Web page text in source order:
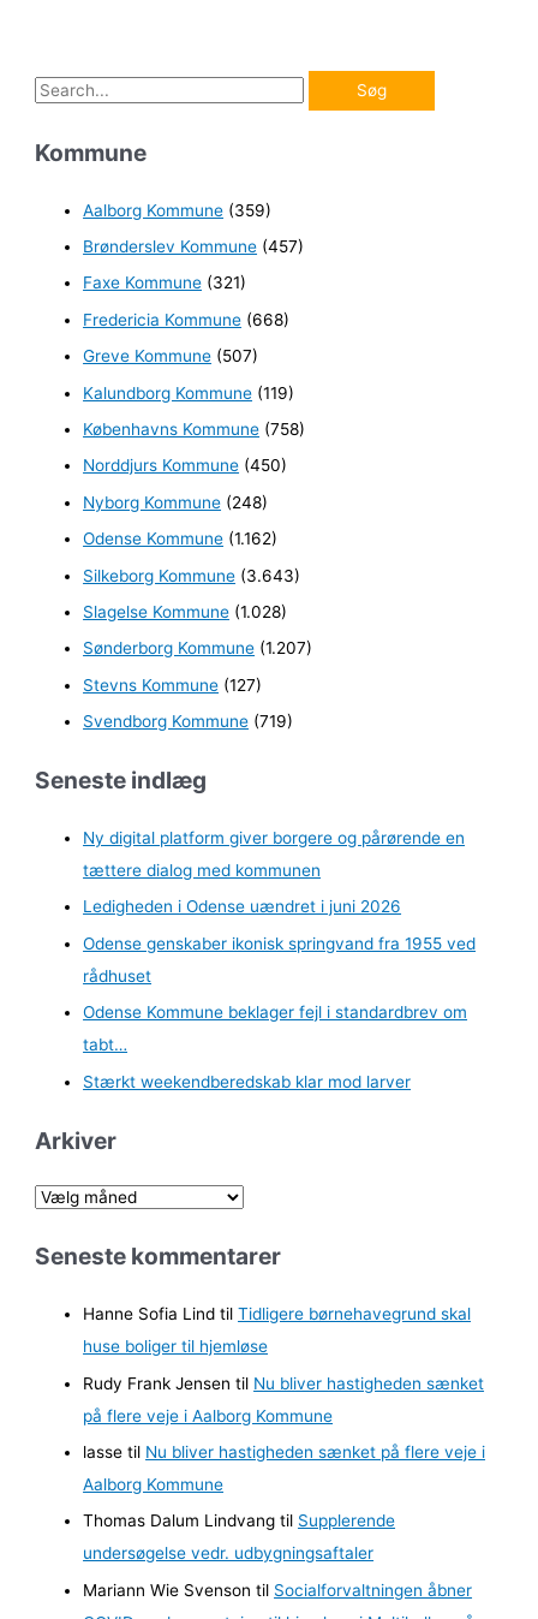
S
g
Kommune
Aalborg Kommune (359)
Brønderslev Kommune (457)
Faxe Kommune (321)
Fredericia Kommune (668)
Greve Kommune (507)
Kalundborg Kommune (119)
Københavns Kommune (758)
Norddjurs Kommune (450)
Nyborg Kommune (248)
Odense Kommune (1.162)
Silkeborg Kommune (3.643)
Slagelse Kommune (1.028)
Sønderborg Kommune (1.207)
Stevns Kommune (127)
Svendborg Kommune (719)
Seneste indlæg
Ny digital platform giver borgere og pårørende en
tættere dialog med kommunen
Ledigheden i Odense uændret i juni 2026
Odense genskaber ikonisk springvand fra 1955 ved
rådhuset
Odense Kommune beklager fejl i standardbrev om
tabt…
Stærkt weekendberedskab klar mod larver
Arkiver
A
k
Seneste kommentarer
Hanne Sofia Lind tilTidligere børnehavegrund skal
huse boliger til hjemløse
Rudy Frank Jensen til Nu bliver hastigheden sænket
på flere veje i Aalborg Kommune
lasse til Nu bliver hastigheden sænket på flere veje i
Aalborg Kommune
Thomas Dalum Lindvang til Supplerende
undersøgelse vedr. udbygningsaftaler
Mariann Wie Svenson til Socialforvaltningen åbner